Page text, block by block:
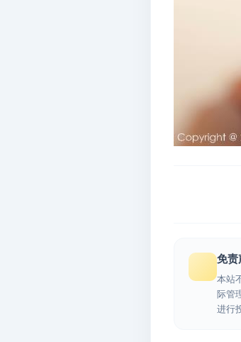
免责
本站
际管
进行